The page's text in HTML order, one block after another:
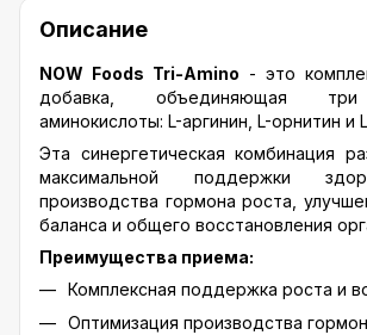
Описание
NOW Foods Tri-Amino - это
добавка, объединяющая
аминокислоты: L-аргинин, L-орнитин и
Эта синергетическая комбинация
максимальной поддержки
производства гормона роста,
баланса и общего восстановления
Преимущества приема:
Комплексная поддержка роста и
Оптимизация производства